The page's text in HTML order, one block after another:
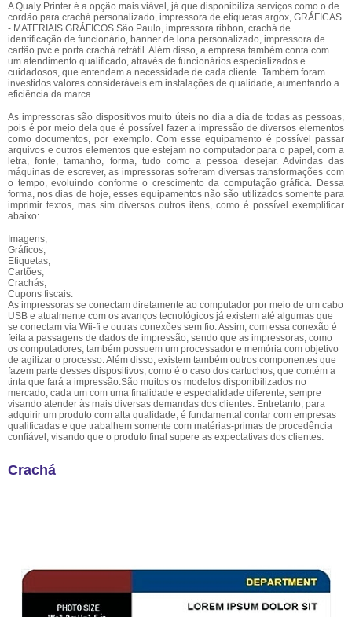
A Qualy Printer é a opção mais viável, já que disponibiliza serviços como o de
cordão para crachá personalizado, impressora de etiquetas argox, GRÁFICAS
- MATERIAIS GRÁFICOS São Paulo, impressora ribbon, crachá de
identificação de funcionário, banner de lona personalizado, impressora de
cartão pvc e porta crachá retrátil. Além disso, a empresa também conta com
um atendimento qualificado, através de funcionários especializados e
cuidadosos, que entendem a necessidade de cada cliente. Também foram
investidos valores consideráveis em instalações de qualidade, aumentando a
eficiência da marca.
As impressoras são dispositivos muito úteis no dia a dia de todas as pessoas,
pois é por meio dela que é possível fazer a impressão de diversos elementos
como documentos, por exemplo. Com esse equipamento é possível passar
arquivos e outros elementos que estejam no computador para o papel, com a
letra, fonte, tamanho, forma, tudo como a pessoa desejar. Advindas das
máquinas de escrever, as impressoras sofreram diversas transformações com
o tempo, evoluindo conforme o crescimento da computação gráfica. Dessa
forma, nos dias de hoje, esses equipamentos não são utilizados somente para
imprimir textos, mas sim diversos outros itens, como é possível exemplificar
abaixo:
Imagens;
Gráficos;
Etiquetas;
Cartões;
Crachás;
Cupons fiscais.
As impressoras se conectam diretamente ao computador por meio de um cabo
USB e atualmente com os avanços tecnológicos já existem até algumas que
se conectam via Wii-fi e outras conexões sem fio. Assim, com essa conexão é
feita a passagens de dados de impressão, sendo que as impressoras, como
os computadores, também possuem um processador e memória com objetivo
de agilizar o processo. Além disso, existem também outros componentes que
fazem parte desses dispositivos, como é o caso dos cartuchos, que contém a
tinta que fará a impressão.São muitos os modelos disponibilizados no
mercado, cada um com uma finalidade e especialidade diferente, sempre
visando atender às mais diversas demandas dos clientes. Entretanto, para
adquirir um produto com alta qualidade, é fundamental contar com empresas
qualificadas e que trabalhem somente com matérias-primas de procedência
confiável, visando que o produto final supere as expectativas dos clientes.
Crachá